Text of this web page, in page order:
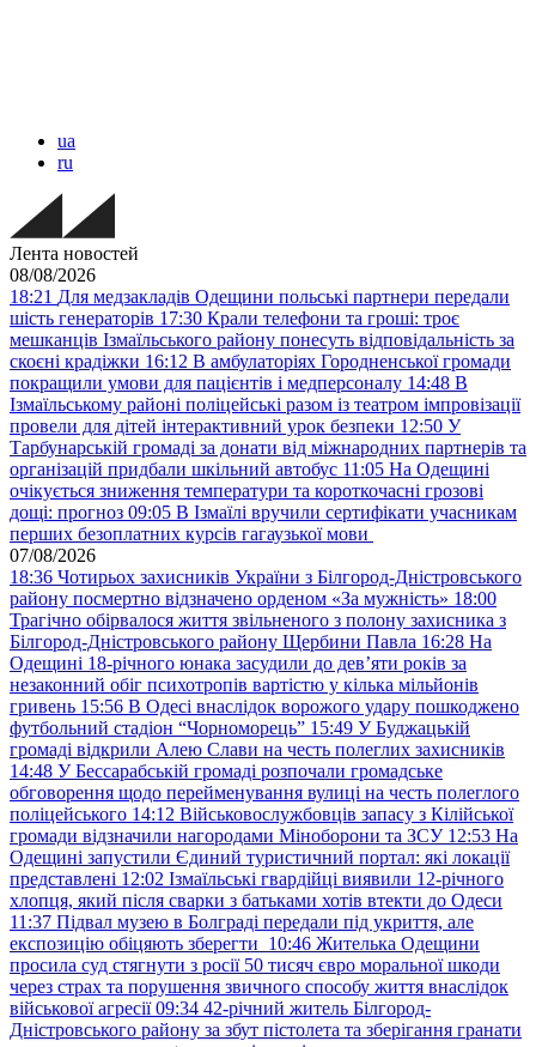
ua
ru
Лента новостей
08/08/2026
18:21 Для медзакладів Одещини польські партнери передали
шість генераторів 17:30 Крали телефони та гроші: троє
мешканців Ізмаїльського району понесуть відповідальність за
скоєні крадіжки 16:12 В амбулаторіях Городненської громади
покращили умови для пацієнтів і медперсоналу 14:48 В
Ізмаїльському районі поліцейські разом із театром імпровізації
провели для дітей інтерактивний урок безпеки 12:50 У
Тарбунарській громаді за донати від міжнародних партнерів та
організацій придбали шкільний автобус 11:05 На Одещині
очікується зниження температури та короткочасні грозові
дощі: прогноз 09:05 В Ізмаїлі вручили сертифікати учасникам
перших безоплатних курсів гагаузької мови
07/08/2026
18:36 Чотирьох захисників України з Білгород-Дністровського
району посмертно відзначено орденом «За мужність» 18:00
Трагічно обірвалося життя звільненого з полону захисника з
Білгород-Дністровського району Щербини Павла 16:28 На
Одещині 18-річного юнака засудили до дев’яти років за
незаконний обіг психотропів вартістю у кілька мільйонів
гривень 15:56 В Одесі внаслідок ворожого удару пошкоджено
футбольний стадіон “Чорноморець” 15:49 У Буджацькій
громаді відкрили Алею Слави на честь полеглих захисників
14:48 У Бессарабській громаді розпочали громадське
обговорення щодо перейменування вулиці на честь полеглого
поліцейського 14:12 Військовослужбовців запасу з Кілійської
громади відзначили нагородами Міноборони та ЗСУ 12:53 На
Одещині запустили Єдиний туристичний портал: які локації
представлені 12:02 Ізмаїльські гвардійці виявили 12-річного
хлопця, який після сварки з батьками хотів втекти до Одеси
11:37 Підвал музею в Болграді передали під укриття, але
експозицію обіцяють зберегти 10:46 Жителька Одещини
просила суд стягнути з росії 50 тисяч євро моральної шкоди
через страх та порушення звичного способу життя внаслідок
військової агресії 09:34 42-річний житель Білгород-
Дністровського району за збут пістолета та зберігання гранати